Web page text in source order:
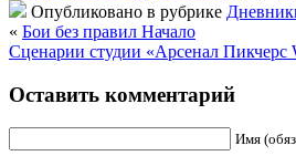
Опубликовано в рубрике
« Бои без правил Начало
Сценарии студии «Арсенал Пикчерс
Оставить комментарий
Имя